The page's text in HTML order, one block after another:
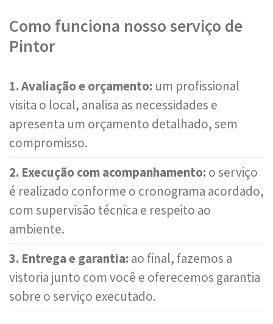
Como funciona nosso serviço de
Pintor
1. Avaliação e orçamento: um profissional
visita o local, analisa as necessidades e
apresenta um orçamento detalhado, sem
compromisso.
2. Execução com acompanhamento: o serviço
é realizado conforme o cronograma acordado,
com supervisão técnica e respeito ao
ambiente.
3. Entrega e garantia: ao final, fazemos a
vistoria junto com você e oferecemos garantia
sobre o serviço executado.